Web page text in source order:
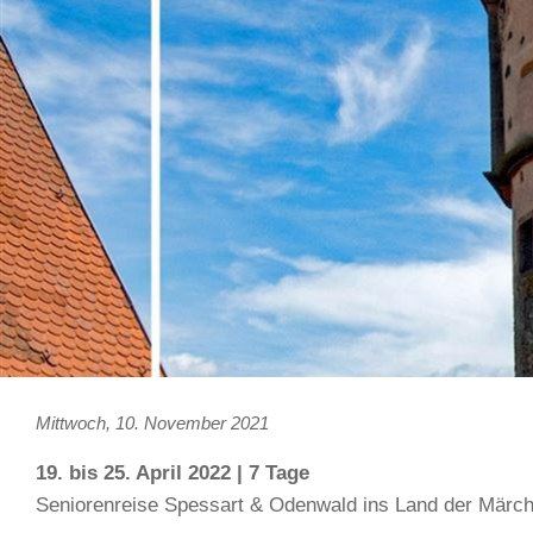
Mittwoch, 10. November 2021
19. bis 25. April 2022 | 7 Tage
Seniorenreise Spessart & Odenwald ins Land der